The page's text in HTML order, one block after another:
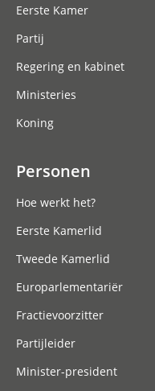
Eerste Kamer
Partij
Regering en kabinet
Ministeries
Koning
Personen
Hoe werkt het?
Eerste Kamerlid
Tweede Kamerlid
Europarlementariër
Fractievoorzitter
Partijleider
Minister-president